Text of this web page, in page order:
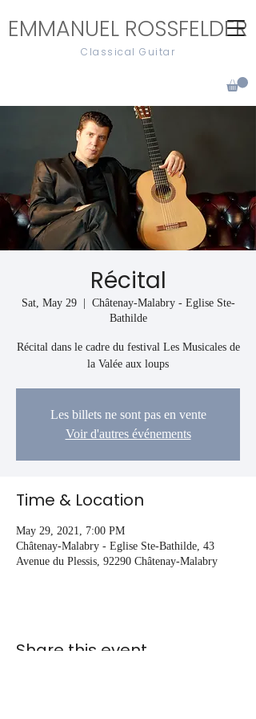
EMMANUEL ROSSFELDER
Classical Guitar
Récital
Sat, May 29
  |
Châtenay-Malabry - Eglise Ste-
Bathilde
Récital dans le cadre du festival Les Musicales de
la Valée aux loups
Les billets ne sont pas en vente
Voir d'autres événements
Time & Location
May 29, 2021, 7:00 PM
Châtenay-Malabry - Eglise Ste-Bathilde, 43
Avenue du Plessis, 92290 Châtenay-Malabry
Share this event